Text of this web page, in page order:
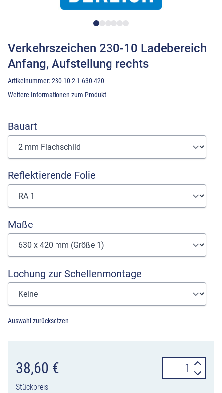
Verkehrszeichen 230-10 Ladebereich
Anfang, Aufstellung rechts
Artikelnummer:230-10-2-1-630-420
Weitere Informationen zum Produkt
Bauart
Reflektierende Folie
Maße
Lochung zur Schellenmontage
Auswahl zurücksetzen
38,60 €
Stückpreis
230-